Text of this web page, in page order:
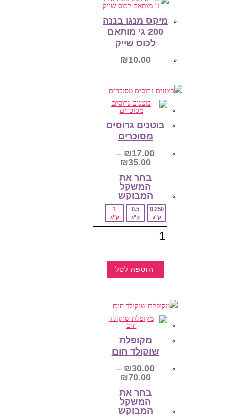
המוצר
מיקס מנגו בננה
200 ג’ מותאם
לכוס שייק
₪10.00
מידע נוסף
בוטנים גרוסים
מסוכרים
₪17.00
–
₪35.00
טווח
עד
⁦₪35.00⁩
בחר את
המשקל
המבוקש‎
0.250
ק"ג
0.5
ק"ג
1
ק"ג
הוספה לסל
מספר
סוגים.
ניתן
לבחור
את
האפשרויות
בעמוד
המוצר
מקופלת
שוקולד חום
₪30.00
–
₪70.00
טווח
עד
⁦₪70.00⁩
בחר את
המשקל
המבוקש‎